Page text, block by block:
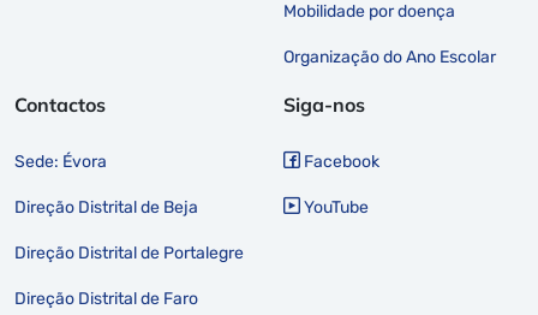
Mobilidade por doença
Organização do Ano Escolar
Contactos
Sede: Évora
Direção Distrital de Beja
Direção Distrital de Portalegre
Direção Distrital de Faro
Siga-nos
Facebook
YouTube